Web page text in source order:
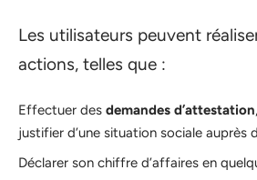
Les utilisateurs peuvent
actions, telles que :
Effectuer des demandes d’attestation
justifier d’une situation sociale auprès
Déclarer son chiffre d’affaires en